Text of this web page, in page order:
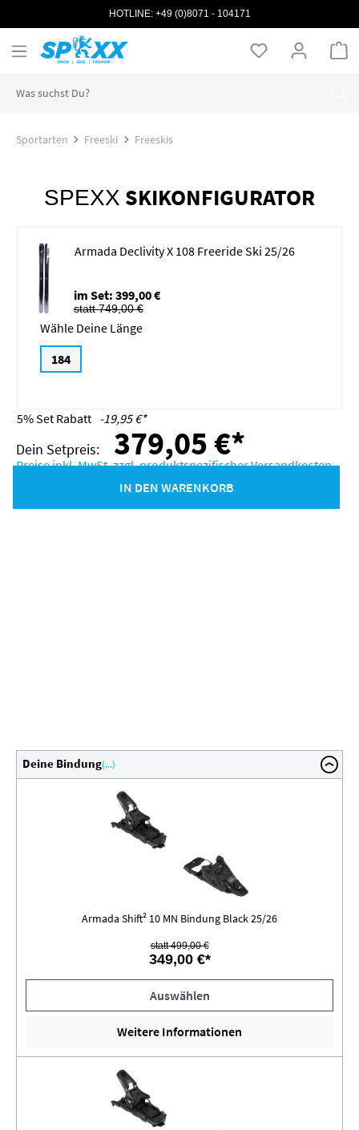
Zum Hauptinhalt springen
HOTLINE: +49 (0)8071 - 104171
Sportarten Freeski Freeskis
Deine Bindung(...)
Armada Shift² 10 MN Bindung Black 25/26
statt 499,00 €
349,00 €*
Auswählen
Weitere Informationen
SPEXX SKIKONFIGURATOR
Armada Declivity X 108 Freeride Ski 25/26
im Set: 399,00 €
statt 749,00 €
Länge
184
5% Set Rabatt -19,95 €*
379,05 €*
Preise inkl. MwSt. zzgl. produktspezifischer Versandkosten
IN DEN WARENKORB